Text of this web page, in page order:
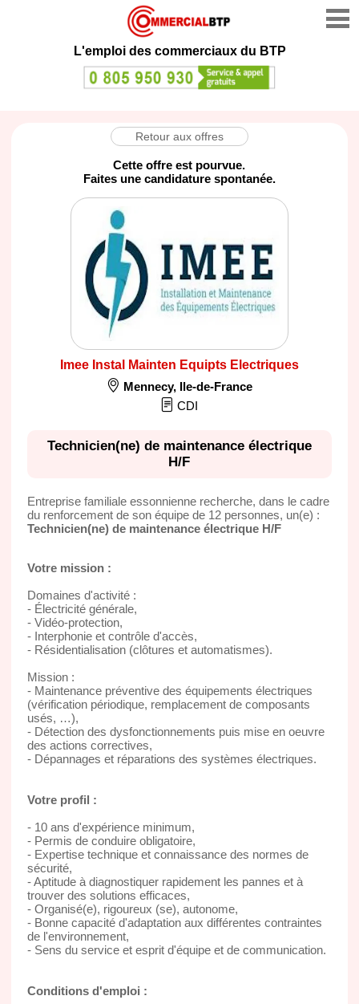
L'emploi des commerciaux du BTP
Retour aux offres
Cette offre est pourvue.
Faites une candidature spontanée.
Imee Instal Mainten Equipts Electriques
Mennecy, Ile-de-France
CDI
Technicien(ne) de maintenance électrique
H/F
Entreprise familiale essonnienne recherche, dans le cadre
du renforcement de son équipe de 12 personnes, un(e) :
Technicien(ne) de maintenance électrique H/F
Votre mission :
Domaines d'activité :
- Électricité générale,
- Vidéo-protection,
- Interphonie et contrôle d'accès,
- Résidentialisation (clôtures et automatismes).
Mission :
- Maintenance préventive des équipements électriques
(vérification périodique, remplacement de composants
usés, …),
- Détection des dysfonctionnements puis mise en oeuvre
des actions correctives,
- Dépannages et réparations des systèmes électriques.
Votre profil :
- 10 ans d'expérience minimum,
- Permis de conduire obligatoire,
- Expertise technique et connaissance des normes de
sécurité,
- Aptitude à diagnostiquer rapidement les pannes et à
trouver des solutions efficaces,
- Organisé(e), rigoureux (se), autonome,
- Bonne capacité d'adaptation aux différentes contraintes
de l'environnement,
- Sens du service et esprit d'équipe et de communication.
Conditions d'emploi :